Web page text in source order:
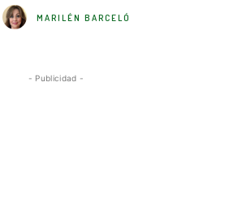
MARILÉN BARCELÓ
- Publicidad -